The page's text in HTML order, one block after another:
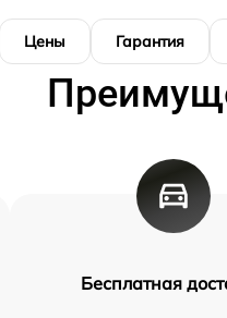
Цены Гарантия
Бесплатная